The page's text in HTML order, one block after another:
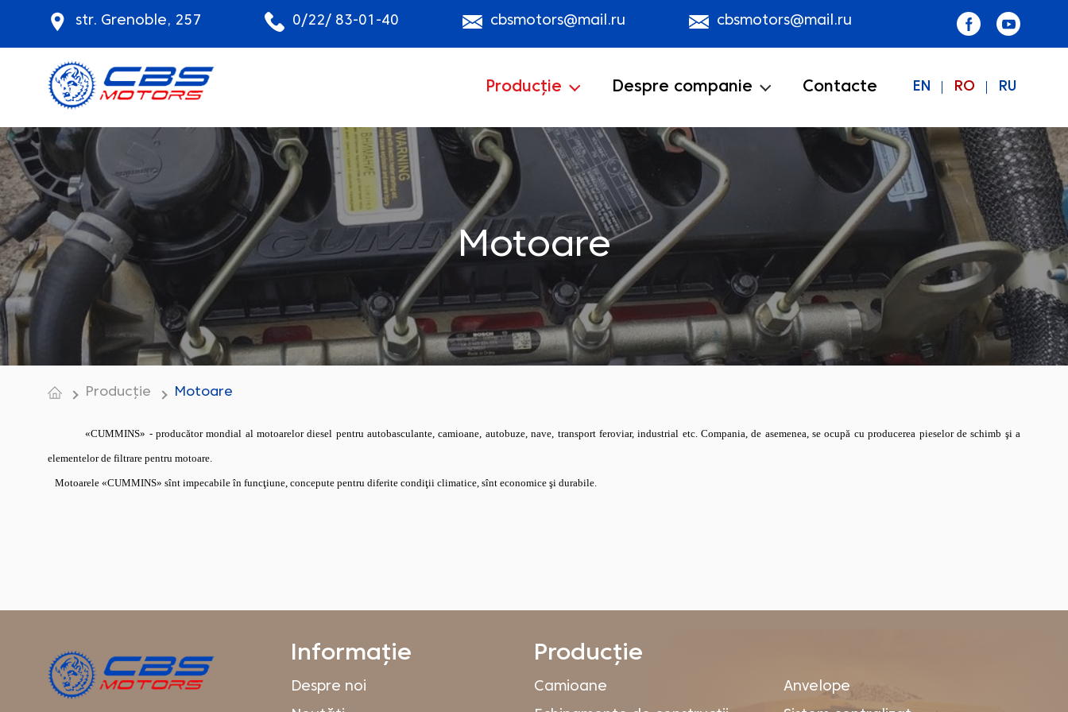
str. Grenoble, 257 0/22/ 83-01-40 cbsmotors@mail.ru cbsmotors@mail.ru
Producție Despre companie Contacte EN RO RU
Motoare
Producție Motoare
«CUMMINS» - producător mondial al motoarelor diesel pentru autobasculante, camioane, autobuze, nave, transport feroviar, industrial etc.Compania, de asemenea, se ocupă cu producerea pieselor de schimb şi a
elementelor de filtrare pentru motoare.
Motoarele «CUMMINS» sînt impecabile în funcţiune, concepute pentru diferite condiţii climatice, sînt economice şi durabile.
Informație
Despre noi
Producție
Camioane Anvelope